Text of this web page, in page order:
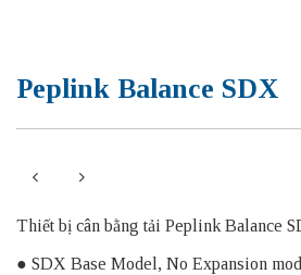
Peplink Balance SDX
Thiết bị cân bằng tải Peplink Balance
● SDX Base Model, No Expansion